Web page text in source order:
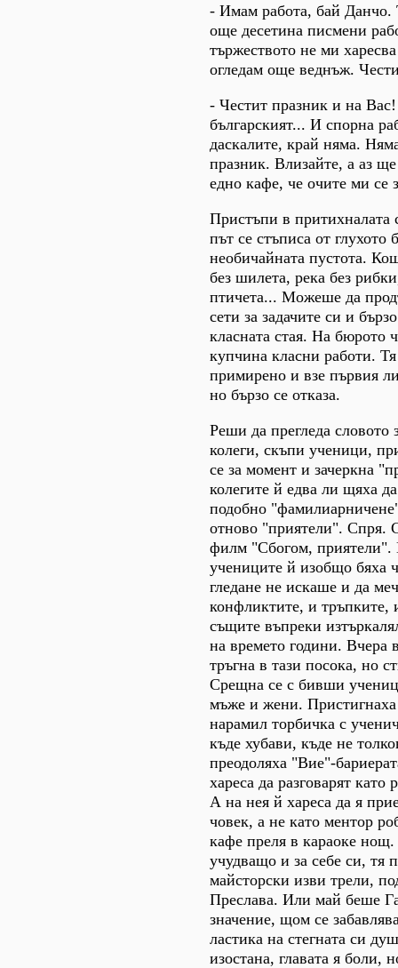
- Имам работа, бай Данчо.
още десетина писмени
тържеството не ми
огледам още веднъж.
- Честит празник и на
българският... И спорна
даскалите, край няма.
празник. Влизайте, а аз
едно кафе, че очите ми се
Пристъпи в притихналата
път се стъписа от глухото
необичайната пустота.
без шилета, река без
птичета... Можеше да
сети за задачите си и
класната стая. На бюрото
купчина класни работи.
примирено и взе първия
но бързо се отказа.
Реши да прегледа словото
колеги, скъпи ученици,
се за момент и зачеркна
колегите й едва ли щяха
подобно
отново "приятели". Спря.
филм "Сбогом, приятели".
учениците й изобщо бяха
гледане не искаше и да
конфликтите, и тръпките,
същите въпреки
на времето години. Вчера
тръгна в тази посока, но
Срещна се с бивши
мъже и жени.
нарамил торбичка с
къде хубави, къде не
преодоляха "Вие"-
хареса да разговарят
А на нея й хареса да я
човек, а не като ментор
кафе преля в караоке
учудващо и за себе си, тя
майсторски изви трели,
Преслава. Или май беше
значение, щом се
ластика на стегната си
изостана, главата я боли,